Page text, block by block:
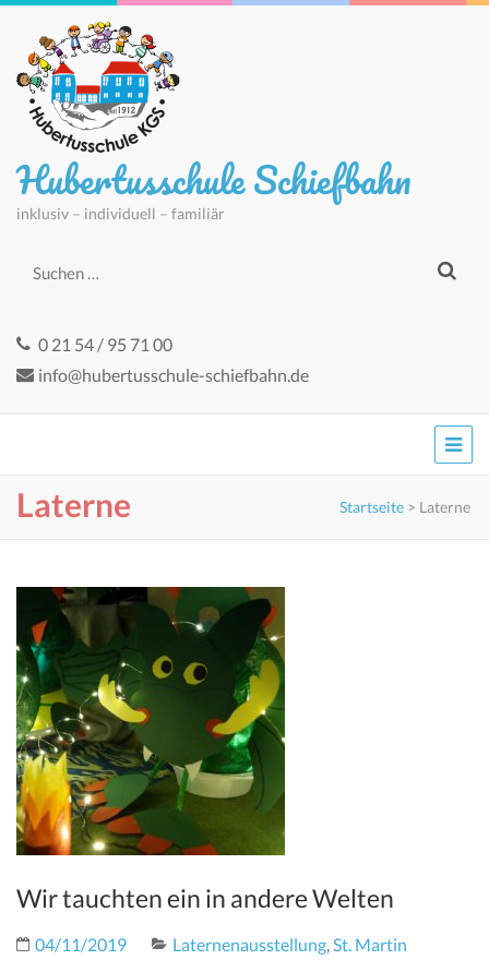
Hubertusschule Schiefbahn
inklusiv – individuell – familiär
Suchen
0 21 54 / 95 71 00
info@hubertusschule-schiefbahn.de
Laterne Startseite > Laterne
Wir tauchten ein in andere Welten
04/11/2019 Laternenausstellung,St. Martin